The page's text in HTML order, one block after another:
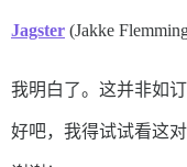
Jagster (Jakke
我明白了。这并非如
好吧，我得试试看这